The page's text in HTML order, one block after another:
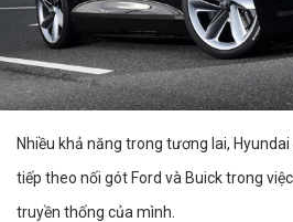
Nhiều khả năng trong tương lai,
tiếp theo nối gót Ford và Buick trong
truyền thống của mình.